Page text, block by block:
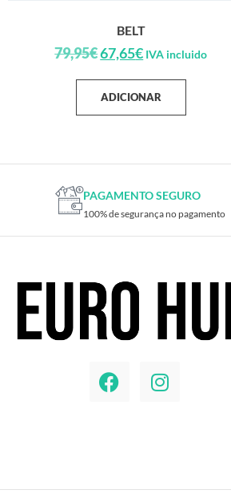
BELT
79,95€67,65€ IVA incluido
ADICIONAR
PAGAMENTO SEGURO
100% de segurança no pagamento